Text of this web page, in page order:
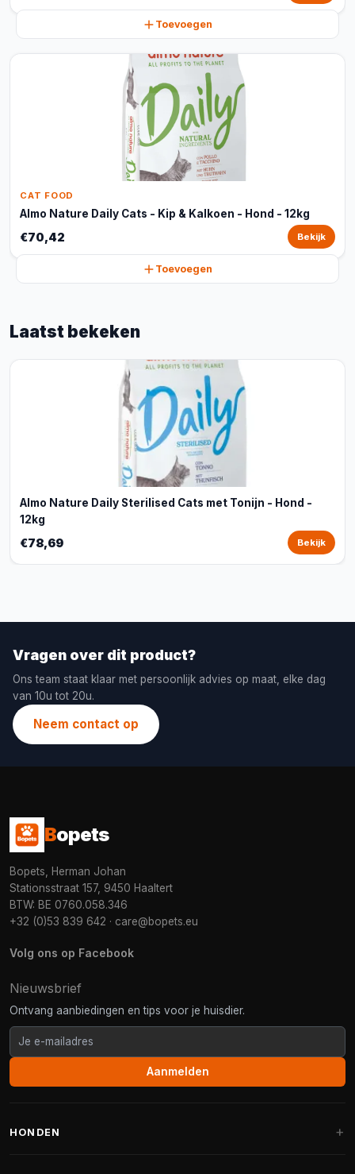
Toevoegen
CAT FOOD
Almo Nature Daily Cats - Kip & Kalkoen - Hond - 12kg
€70,42 Bekijk
Toevoegen
Laatst bekeken
Almo Nature Daily Sterilised Cats met Tonijn - Hond -
12kg
€78,69 Bekijk
Vragen over dit product?
Ons team staat klaar met persoonlijk advies op maat, elke dag
van 10u tot 20u.
Neem contact op
Bopets
Bopets, Herman Johan
Stationsstraat 157, 9450 Haaltert
BTW: BE 0760.058.346
+32 (0)53 839 642 · care@bopets.eu
Volg ons op Facebook
Nieuwsbrief
Ontvang aanbiedingen en tips voor je huisdier.
Aanmelden
HONDEN